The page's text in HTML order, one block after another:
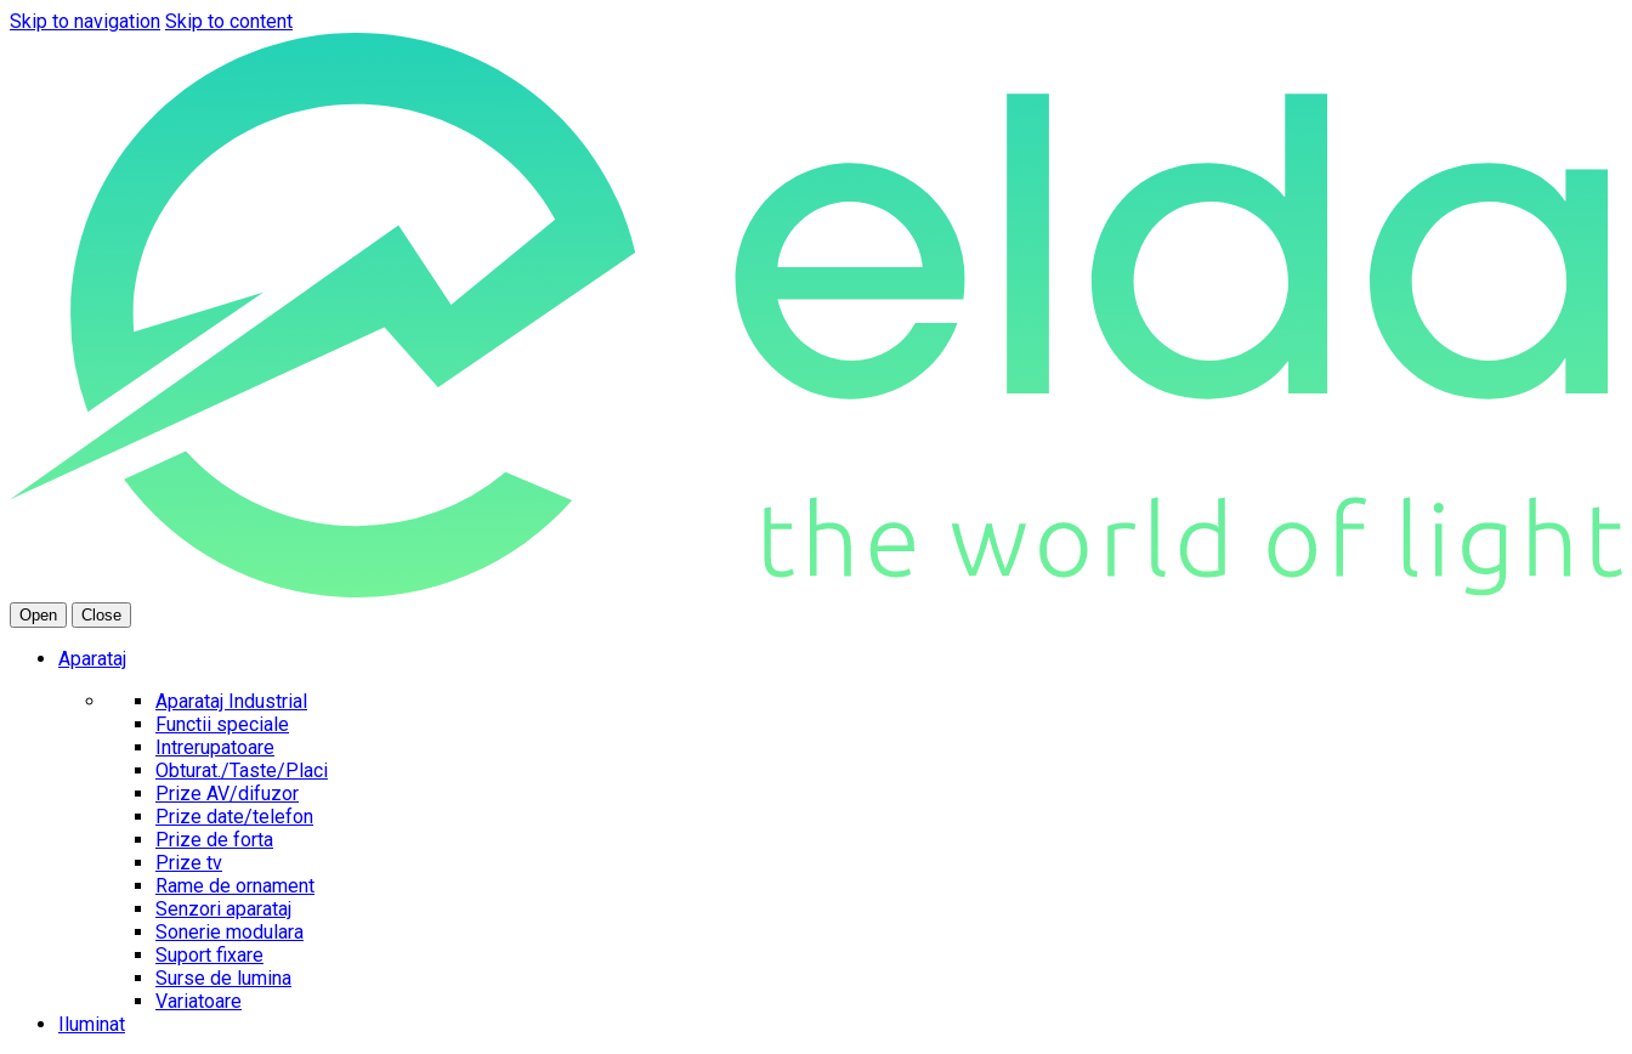
Skip to navigation Skip to content
Open Close
Aparataj
Aparataj Industrial
Functii speciale
Intrerupatoare
Obturat./Taste/Placi
Prize AV/difuzor
Prize date/telefon
Prize de forta
Prize tv
Rame de ornament
Senzori aparataj
Sonerie modulara
Suport fixare
Surse de lumina
Variatoare
Iluminat